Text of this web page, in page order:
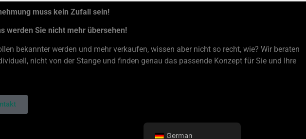
muss kein Zufall sein!
werden Sie nicht mehr übersehen!
bekannter werden und mehr verkaufen, wissen aber nicht so recht, wie? Wir beraten
nicht von der Stange und finden genau das passende Konzept für Sie und Ihre
German